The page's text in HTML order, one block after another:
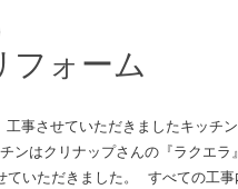
フォーム
事させていただきましたキッチ
クリナップさんの『ラクエラ
ていただきました。 すべての工